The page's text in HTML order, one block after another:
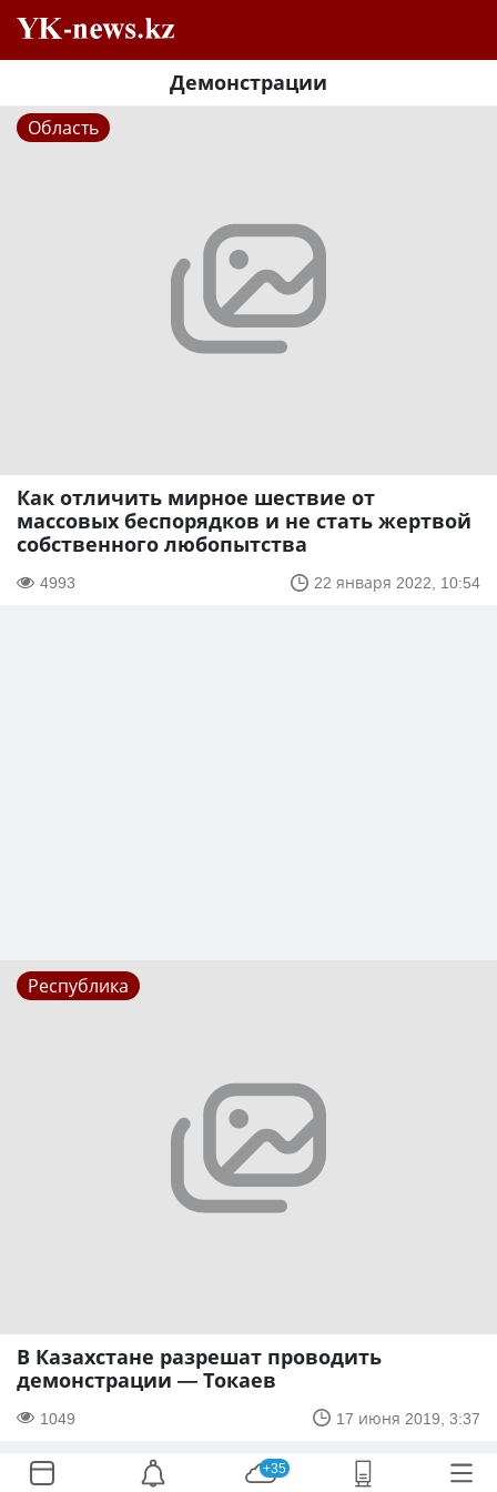
Демонстрации
Область
Как отличить мирное шествие от
массовых беспорядков и не стать жертвой
собственного любопытства
4993 22 января 2022, 10:54
Республика
В Казахстане разрешат проводить
демонстрации — Токаев
1049 17 июня 2019, 3:37
+35